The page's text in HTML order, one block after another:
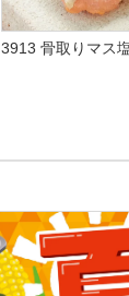
3913 骨取りマス